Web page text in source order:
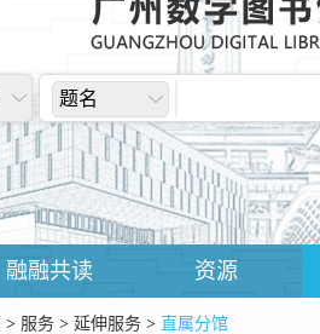
题名
融融共读 资源
> 服务 > 延伸服务 > 直属分馆